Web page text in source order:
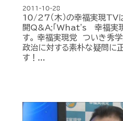
2011-10-28
10/27（木）の幸福実現TV
開Q&A;「What's 幸福実現
す。 幸福実現党 ついき秀
政治に対する素朴な疑問に
す！...